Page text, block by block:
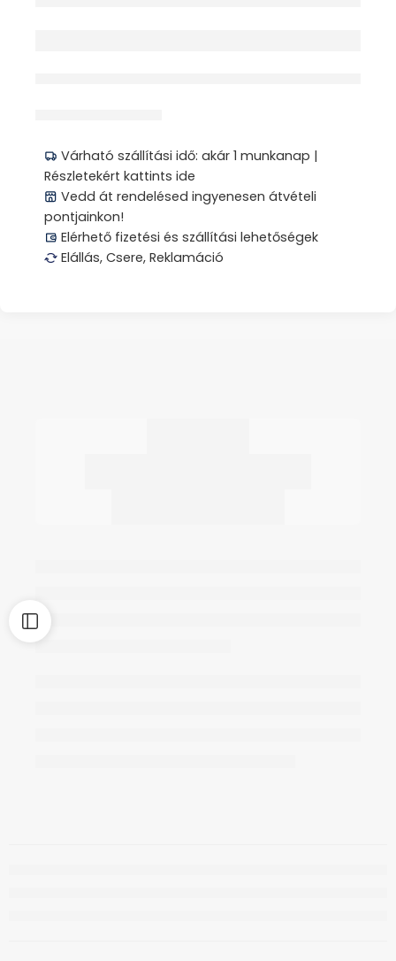
Várható szállítási idő: akár 1 munkanap |
Részletekért kattints ide
Vedd át rendelésed ingyenesen átvételi
pontjainkon!
Elérhető fizetési és szállítási lehetőségek
Elállás, Csere, Reklamáció